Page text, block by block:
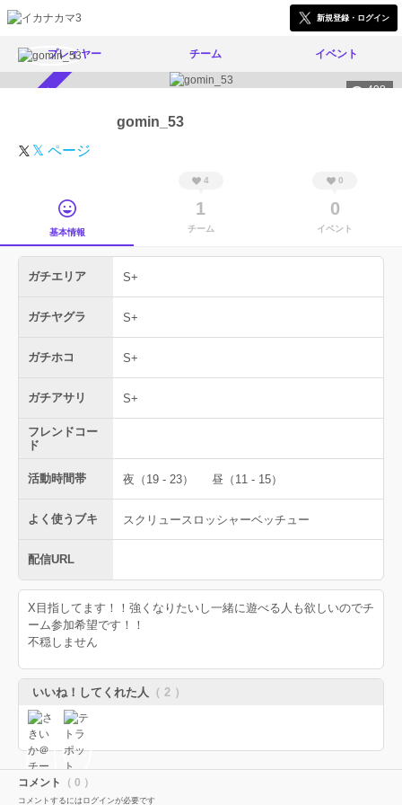
新規登録・ログイン
プレイヤー チーム イベント
498
gomin_53
𝕏 ページ
基本情報
4
1
チーム
0
0
イベント
ガチエリア S+
ガチヤグラ S+
ガチホコ S+
ガチアサリ S+
フレンドコー
ド
活動時間帯 夜（19 - 23） 昼（11 - 15）
よく使うブキ スクリュースロッシャーベッチュー
配信URL
X目指してます！！強くなりたいし一緒に遊べる人も欲しいのでチ
ーム参加希望です！！
不穏しません
いいね！してくれた人 （ 2 ）
コメント （ 0 ）
コメントするにはログインが必要です